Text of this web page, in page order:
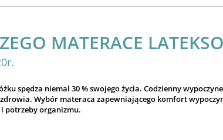
MATERACE
spędza niemal 30 % swojego życia. Codzienny
Wybór materaca zapewniającego komfort
potrzeby organizmu.